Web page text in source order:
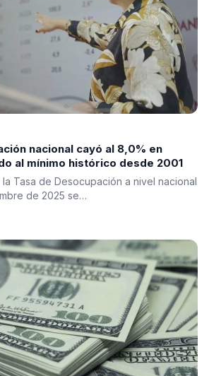
nacional cayó al 8,0% en
al mínimo histórico desde 2001
la Tasa de Desocupación a nivel nacional
de 2025 se…